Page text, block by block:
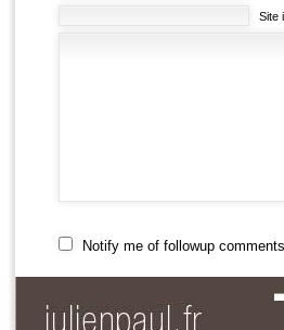
Site
Notify me of followup